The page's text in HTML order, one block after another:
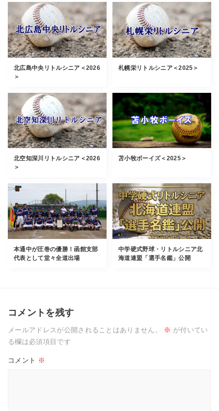
北広島中央リトルシニア＜2026
＞
札幌栄リトルシニア＜2025＞
北空知深川リトルシニア＜2026
＞
苫小牧ボーイズ＜2025＞
本通中が圧巻の優勝！函館支部
代表として堂々全道出場
中学硬式野球・リトルシニア北
海道連盟「選手名鑑」公開
コメントを残す
メールアドレスが公開されることはありません。 ※ が付いてい
る欄は必須項目です
コメント ※